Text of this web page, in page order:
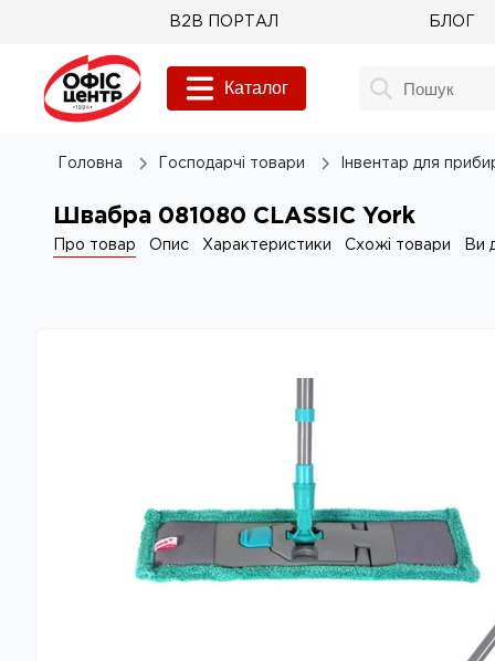
B2B ПОРТАЛ БЛОГ
Каталог
Головна Господарчі товари Інвентар для
Швабра 081080 CLASSIC York
Про товар Опис Характеристики Схожі товари Ви